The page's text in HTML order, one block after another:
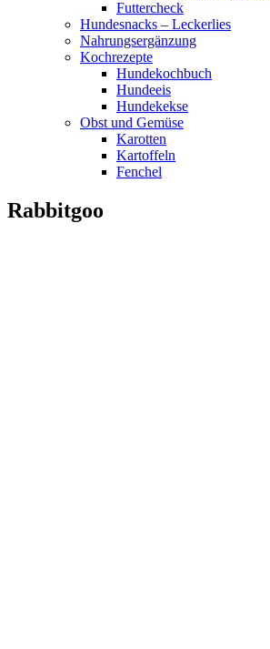
Futtercheck
Hundesnacks – Leckerlies
Nahrungsergänzung
Kochrezepte
Hundekochbuch
Hundeeis
Hundekekse
Obst und Gemüse
Karotten
Kartoffeln
Fenchel
Rabbitgoo